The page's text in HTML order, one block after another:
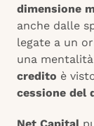
dimensione
anche dalle
legate a un
una
credito è
cessione del